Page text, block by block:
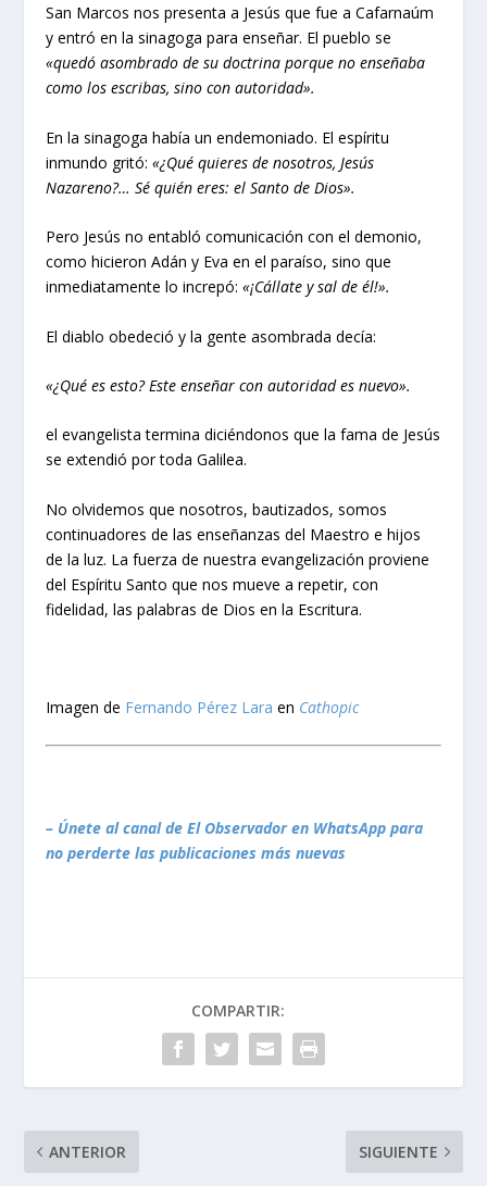
San Marcos nos presenta a Jesús que fue a Cafarnaúm
y entró en la sinagoga para enseñar. El pueblo se
«quedó asombrado de su doctrina porque no enseñaba
como los escribas, sino con autoridad».
En la sinagoga había un endemoniado. El espíritu
inmundo gritó:«¿Qué quieres de nosotros, Jesús
Nazareno?… Sé quién eres: el Santo de Dios».
Pero Jesús no entabló comunicación con el demonio,
como hicieron Adán y Eva en el paraíso, sino que
inmediatamente lo increpó:«¡Cállate y sal de él!».
El diablo obedeció y la gente asombrada decía:
«¿Qué es esto? Este enseñar con autoridad es nuevo».
el evangelista termina diciéndonos que la fama de Jesús
se extendió por toda Galilea.
No olvidemos que nosotros, bautizados, somos
continuadores de las enseñanzas del Maestro e hijos
de la luz. La fuerza de nuestra evangelización proviene
del Espíritu Santo que nos mueve a repetir, con
fidelidad, las palabras de Dios en la Escritura.
Imagen de Fernando Pérez Lara en Cathopic
– Únete al canal de El Observador en WhatsApp para
no perderte las publicaciones más nuevas
COMPARTIR:
ANTERIOR SIGUIENTE